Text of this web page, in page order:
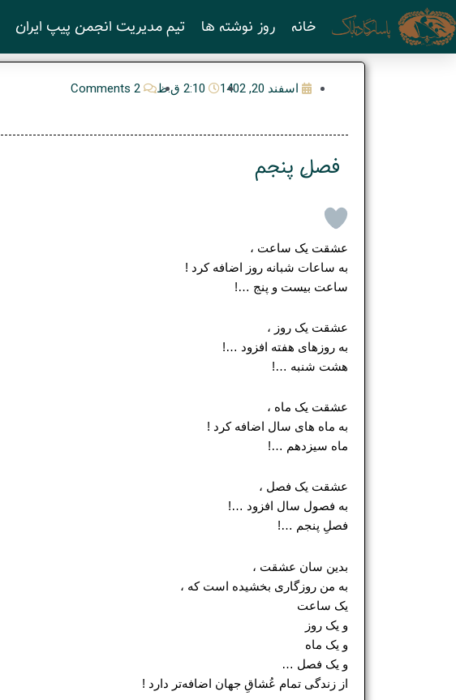
پرش
به
محتوا
خانه روز نوشته ها تیم مدیریت انجمن پیپ ایران
اسفند 20, 1402 2:10 ق.ظ 2 Comments
فصلِ پنجم
عشقت یک ساعت ،
به ساعات شبانه روز اضافه کرد !
ساعت بیست و پنج …!
عشقت یک روز ،
به روزهای هفته افزود …!
هشت شنبه …!
عشقت یک ماه ،
به ماه های سال اضافه کرد !
ماه سیزدهم …!
عشقت یک فصل ،
به فصول سال افزود …!
فصلِ پنجم …!
بدین سان عشقت ،
به من روزگاری بخشیده است که ،
یک ساعت
و یک روز
و یک ماه
و یک فصل …
از زندگی تمام عُشاقِ جهان اضافه‌تر دارد !